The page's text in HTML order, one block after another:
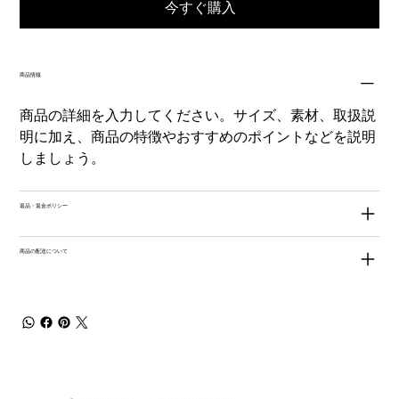
今すぐ購入
商品情報
商品の詳細を入力してください。サイズ、素材、取扱説
明に加え、商品の特徴やおすすめのポイントなどを説明
しましょう。
返品・返金ポリシー
商品の配送について